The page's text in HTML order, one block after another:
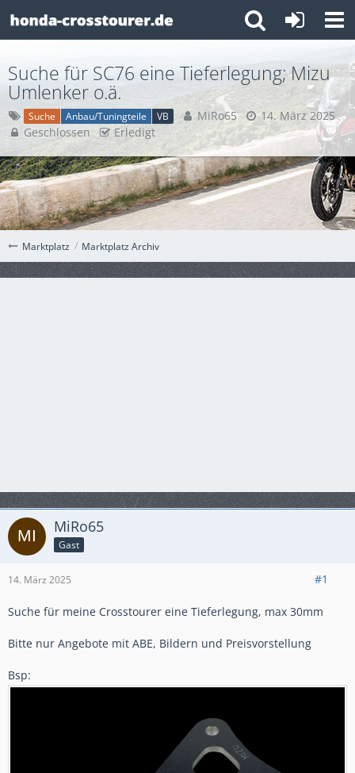
Marktplatz Marktplatz Archiv
Suche für SC76 eine Tieferlegung; Mizu
Umlenker o.ä.
Suche Anbau/Tuningteile VB MiRo65
14. März 2025
Geschlossen
Erledigt
MiRo65
Gast
14. März 2025 #1
Suche für meine Crosstourer eine Tieferlegung, max 30mm
Bitte nur Angebote mit ABE, Bildern und Preisvorstellung
Bsp: